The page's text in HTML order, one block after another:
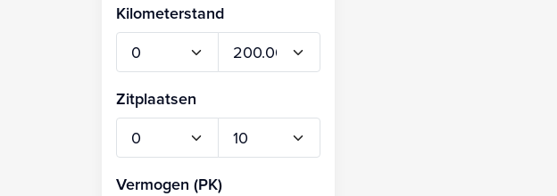
Kilometerstand
Zitplaatsen
Vermogen (PK)